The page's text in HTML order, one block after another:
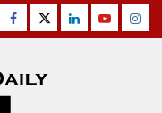
Facebook
TwitterLinkedinYoutube